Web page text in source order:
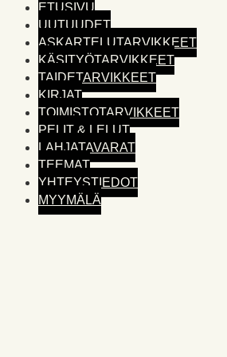
ETUSIVU
UUTUUDET
ASKARTELUTARVIKKEET
KÄSITYÖTARVIKKEET
TAIDETARVIKKEET
KIRJAT
TOIMISTO­TARVIKKEET
PELIT & LELUT
LAHJATAVARAT
TEEMAT
YHTEYSTIEDOT
MYYMÄLÄ